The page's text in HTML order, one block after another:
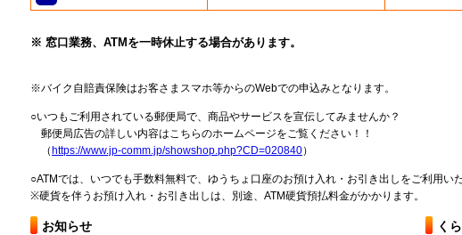
※ 窓口業務、ATMを一時休止する場合があります。
※バイク自賠責保険はお客さまスマホ等からのWebでの申込みとなります。
○いつもご利用されている郵便局で、商品やサービスを宣伝してみませんか？
郵便局広告の詳しい内容はこちらのホームページをご覧ください！！
（ https://www.jp-comm.jp/showshop.php?CD=020840）
○ATMでは、いつでも手数料無料で、ゆうちょ口座のお預け入れ・お引き出しをご利用い
※硬貨を伴うお預け入れ・お引き出しは、別途、ATM硬貨預払料金がかかります。
お知らせ く